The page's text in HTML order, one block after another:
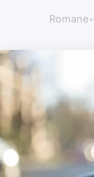
Romane•